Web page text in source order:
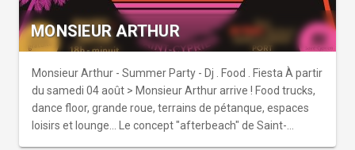
MONSIEUR ARTHUR
Monsieur Arthur - Summer Party - Dj . Food . Fiesta À partir
du samedi 04 août > Monsieur Arthur arrive ! Food trucks,
dance floor, grande roue, terrains de pétanque, espaces
loisirs et lounge... Le concept "afterbeach" de Saint-